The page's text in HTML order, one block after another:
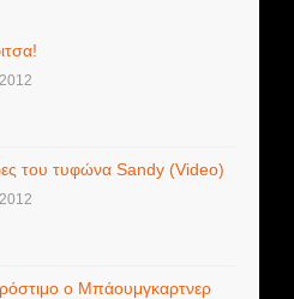
του τυφώνα Sandy (Video)
ο Μπάουμγκαρτνερ